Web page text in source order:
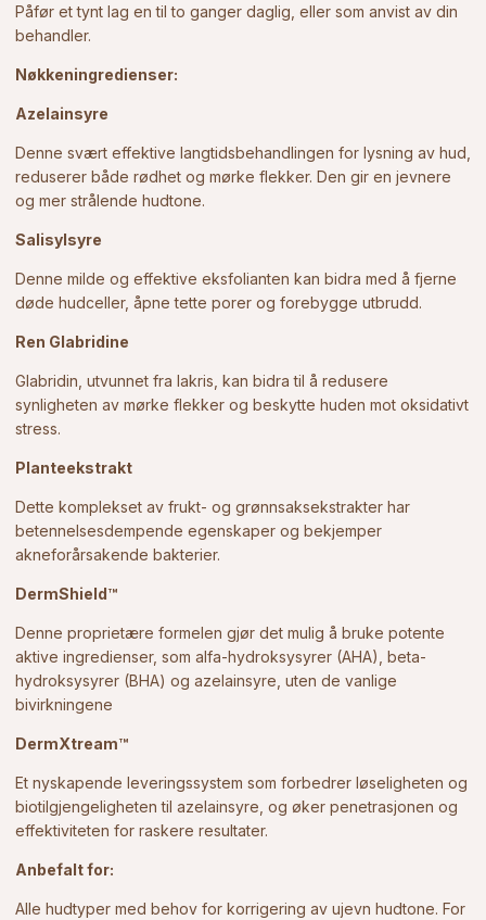
Påfør et tynt lag en til to ganger daglig, eller som anvist av din
behandler.
Nøkkeningredienser:
Azelainsyre
Denne svært effektive langtidsbehandlingen for lysning av hud,
reduserer både rødhet og mørke flekker. Den gir en jevnere
og mer strålende hudtone.
Salisylsyre
Denne milde og effektive eksfolianten kan bidra med å fjerne
døde hudceller, åpne tette porer og forebygge utbrudd.
Ren Glabridine
Glabridin, utvunnet fra lakris, kan bidra til å redusere
synligheten av mørke flekker og beskytte huden mot oksidativt
stress.
Planteekstrakt
Dette komplekset av frukt- og grønnsaksekstrakter har
betennelsesdempende egenskaper og bekjemper
akneforårsakende bakterier.
DermShield™
Denne proprietære formelen gjør det mulig å bruke potente
aktive ingredienser, som alfa-hydroksysyrer (AHA), beta-
hydroksysyrer (BHA) og azelainsyre, uten de vanlige
bivirkningene
DermXtream™
Et nyskapende leveringssystem som forbedrer løseligheten og
biotilgjengeligheten til azelainsyre, og øker penetrasjonen og
effektiviteten for raskere resultater.
Anbefalt for:
Alle hudtyper med behov for korrigering av ujevn hudtone. For